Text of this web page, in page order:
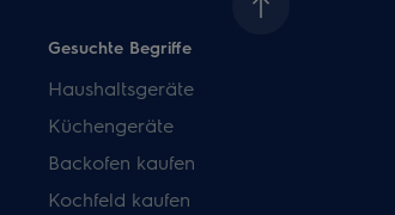
Gesuchte Begriffe
Haushaltsgeräte
Küchengeräte
Backofen kaufen
Kochfeld kaufen